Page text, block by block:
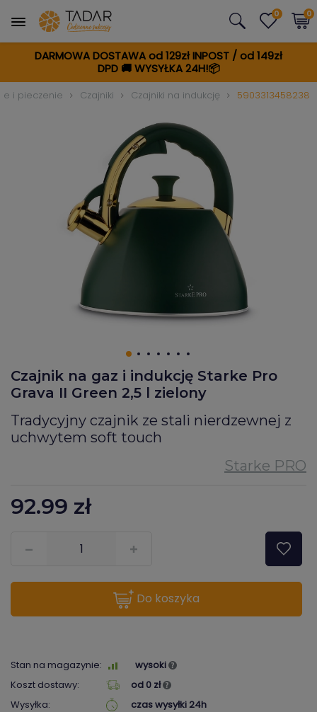
DARMOWA DOSTAWA od 129zł INPOST / od 149zł
DPD🚚WYSYŁKA 24H!📦
0 0
i pieczenie Czajniki Czajniki na indukcję 5903313458238
Czajnik na gaz i indukcję Starke Pro
Grava II Green 2,5 l zielony
Tradycyjny czajnik ze stali nierdzewnej z
uchwytem soft touch
92.99 zł
do koszyka
Stan na magazynie:
wysoki
Koszt dostawy:
od 0 zł
Wysyłka:
czas wysyłki 24h